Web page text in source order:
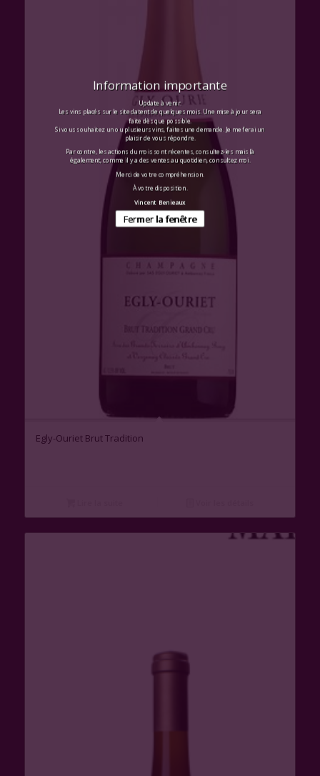
Egly-Ouriet Brut Tradition
Information importante
Update à venir.
Les vins placés sur le site datent de quelques mois. Une mise à jour sera
faite dès que possible.
Si vous souhaitez un ou plusieurs vins, faites une demande. Je me ferai un
plaisir de vous répondre.
Par contre, les actions du mois sont récentes, consultez-les mais là
également, comme il y a des ventes au quotidien, consultez moi.
Merci de votre compréhension.
À votre disposition.
Vincent Benieaux
Fermer la fenêtre